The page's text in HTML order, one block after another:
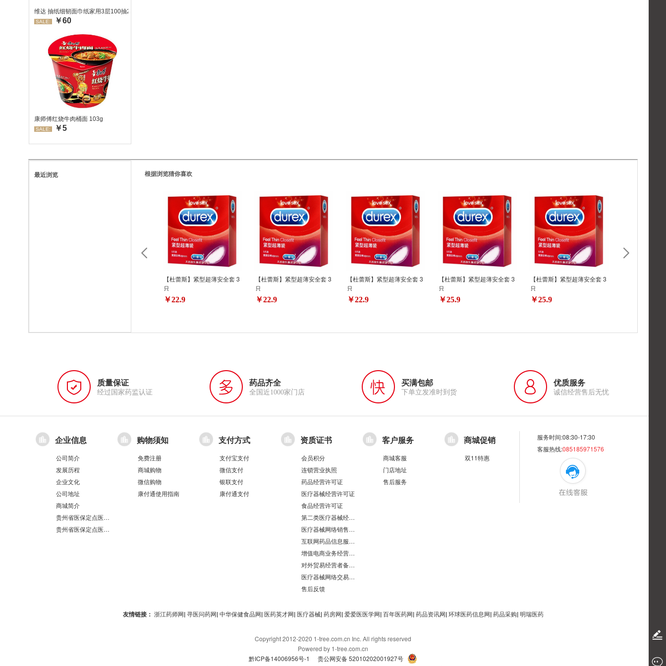
维达 抽纸细韧面巾纸家用3层100抽24包/箱 超值装 偏远地区不发货偏远地区:(含新疆、西藏、内蒙古、宁夏、海南、青海)不发货
SALE: ￥60
康师傅红烧牛肉桶面 103g
SALE: ￥5
最近浏览 根据浏览猜你喜欢
【杜蕾斯】紧型超薄安全套 3
只
￥22.9
【杜蕾斯】紧型超薄安全套 3
只
￥22.9
【杜蕾斯】紧型超薄安全套 3
只
￥22.9
【杜蕾斯】紧型超薄安全套 3
只
￥25.9
【杜蕾斯】紧型超薄安全套 3
只
￥25.9
质量保证
经过国家药监认证
药品齐全
全国近1000家门店
买满包邮
下单立发准时到货
优质服务
诚信经营售后无忧
企业信息
公司简介
发展历程
企业文化
公司地址
商城简介
贵州省医保定点医疗机构医保服务情况表（第551分店）
贵州省医保定点医疗机构医保服务情况表（第100分店）
购物须知
免费注册
商城购物
微信购物
康付通使用指南
支付方式
支付宝支付
微信支付
银联支付
康付通支付
资质证书
会员积分
连锁营业执照
药品经营许可证
医疗器械经营许可证
食品经营许可证
第二类医疗器械经营备案凭证
医疗器械网络销售备案
互联网药品信息服务资格证书
增值电商业务经营许可证
对外贸易经营者备案登记表/海关报关单位注册登记证书
医疗器械网络交易服务第三方平台备案凭证
售后反馈
客户服务
商城客服
门店地址
售后服务
商城促销
双11特惠
服务时间:08:30-17:30
客服热线:085185971576
友情链接： 浙江药师网| 寻医问药网| 中华保健食品网| 医药英才网| 医疗器械| 药房网| 爱爱医医学网| 百年医药网| 药品资讯网| 环球医药信息网| 药品采购| 明瑞医药
Copyright 2012-2020 1-tree.com.cn Inc. All rights reserved
Powered by 1-tree.com.cn
黔ICP备14006956号-1
贵公网安备 52010202001927号